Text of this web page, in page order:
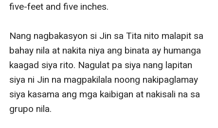
five-feet and five inches.
Nang nagbakasyon si Jin sa Tita nito malapit sa
bahay nila at nakita niya ang binata ay humanga
kaagad siya rito. Nagulat pa siya nang lapitan
siya ni Jin na magpakilala noong nakipaglamay
siya kasama ang mga kaibigan at nakisali na sa
grupo nila.